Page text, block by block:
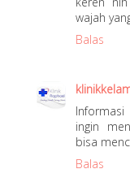
wajah
Balas
ingin
bisa
Balas